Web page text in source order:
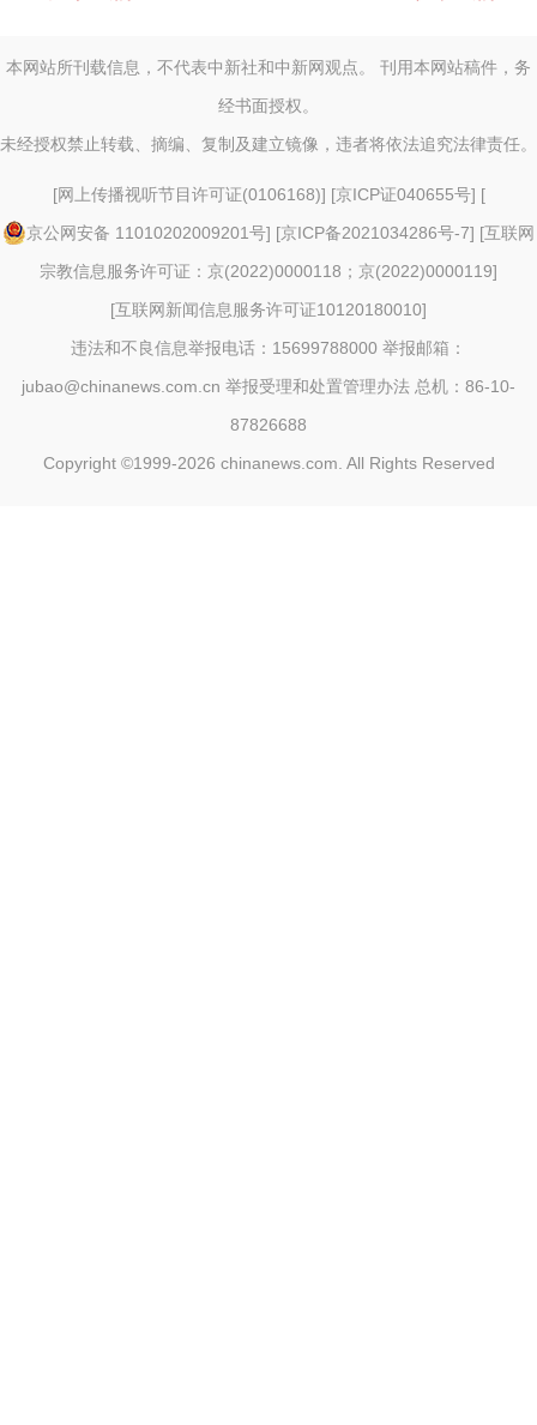
本网站所刊载信息，不代表中新社和中新网观点。 刊用本网站稿件，务
经书面授权。
未经授权禁止转载、摘编、复制及建立镜像，违者将依法追究法律责任。
[网上传播视听节目许可证(0106168)] [京ICP证040655号] [
京公网安备 11010202009201号] [京ICP备2021034286号-7] [互联网
宗教信息服务许可证：京(2022)0000118；京(2022)0000119]
[互联网新闻信息服务许可证10120180010]
违法和不良信息举报电话：15699788000 举报邮箱：
jubao@chinanews.com.cn 举报受理和处置管理办法 总机：86-10-
87826688
Copyright ©1999-2026 chinanews.com. All Rights Reserved